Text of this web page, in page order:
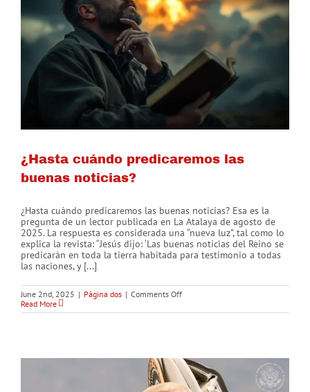
¿Hasta cuándo predicaremos las
buenas noticias?
¿Hasta cuándo predicaremos las buenas noticias? Esa es la
pregunta de un lector publicada en La Atalaya de agosto de
2025. La respuesta es considerada una “nueva luz”, tal como lo
explica la revista: “Jesús dijo: ‘Las buenas noticias del Reino se
predicarán en toda la tierra habitada para testimonio a todas
las naciones, y [...]
June 2nd, 2025 | Página dos | Comments Offon
cuándo
Read More